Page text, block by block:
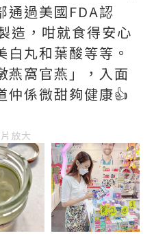
通過美國FDA認
造，咁就食得安心
丸和葉酸等等。
燕窩官燕」，入面
仲係微甜夠健康👍
放大